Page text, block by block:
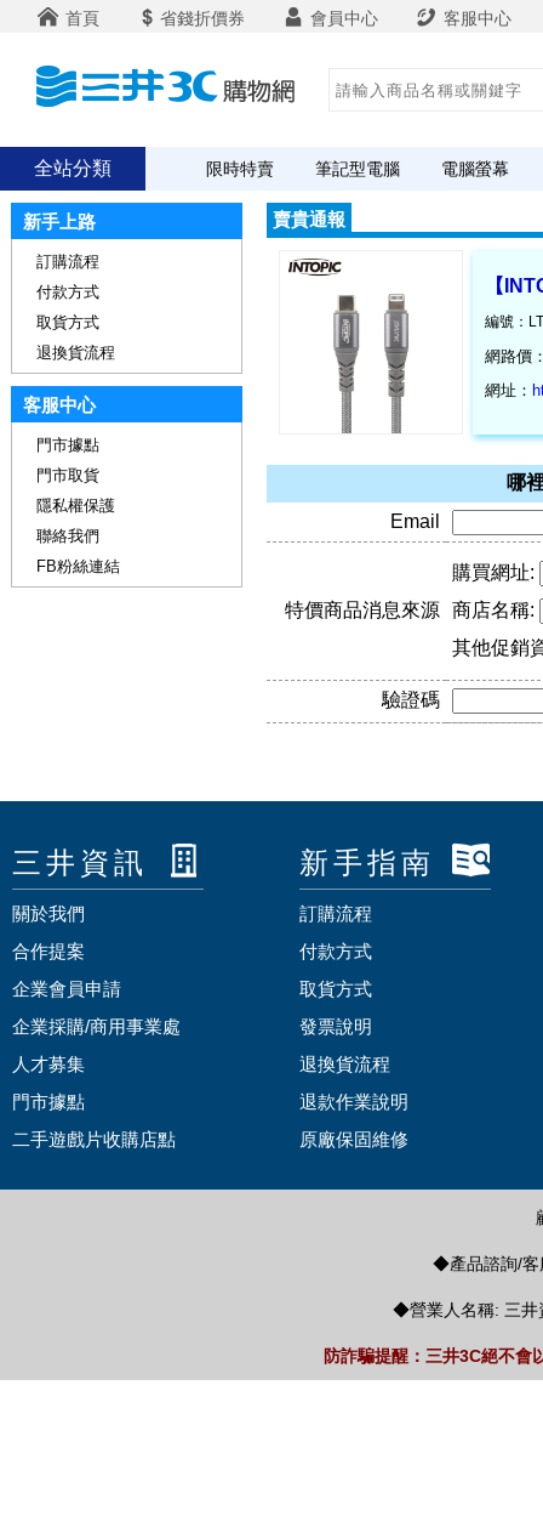
首頁 省錢折價券 會員中心 客服中心
全站分類 限時特賣 筆記型電腦 電腦螢幕
賣貴通報
【
編號：
網路價
網址：
哪
Email
特價商品消息來源
購買網址:
商店名稱:
其他促銷
驗證碼
新手上路
訂購流程
付款方式
取貨方式
退換貨流程
客服中心
門市據點
門市取貨
隱私權保護
聯絡我們
FB粉絲連結
三井資訊
關於我們
合作提案
企業會員申請
企業採購/商用事業處
人才募集
門市據點
二手遊戲片收購店點
新手指南
訂購流程
付款方式
取貨方式
發票說明
退換貨流程
退款作業說明
原廠保固維修
◆產品諮詢/客
◆營業人名稱: 三井
防詐騙提醒：三井3C絕不會